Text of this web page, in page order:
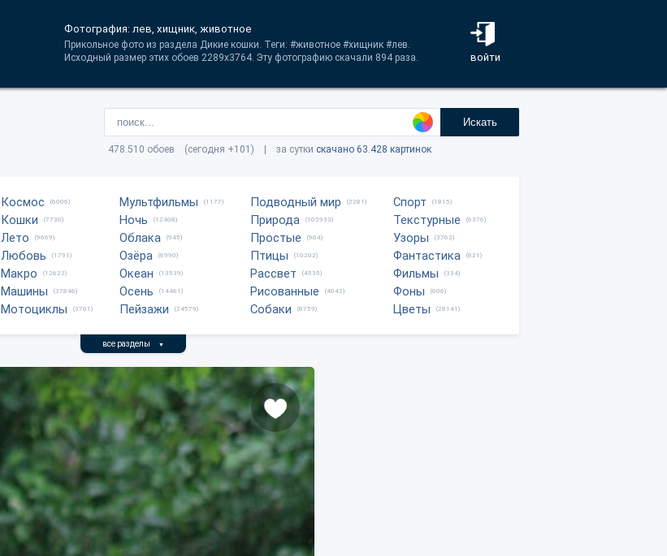
войти
Фотография: лев, хищник, животное
Прикольное фото из раздела Дикие кошки. Теги: #животное #хищник #лев.
Исходный размер этих обоев 2289x3764. Эту фотографию скачали 894 раза.
Искать
478.510 обоев (сегодня +101) | за сутки скачано 63.428 картинок
Космос (6006)
Кошки (7730)
Лето (9669)
Любовь (1791)
Макро (12622)
Машины (37846)
Мотоциклы (3701)
Мультфильмы (1177)
Ночь (12408)
Облака (945)
Озёра (6990)
Океан (13539)
Осень (14461)
Пейзажи (24579)
Подводный мир (2281)
Природа (105933)
Простые (904)
Птицы (10202)
Рассвет (4535)
Рисованные (4042)
Собаки (8759)
Спорт (1815)
Текстурные (6376)
Узоры (3762)
Фантастика (821)
Фильмы (334)
Фоны (606)
Цветы (28141)
все разделы ▼